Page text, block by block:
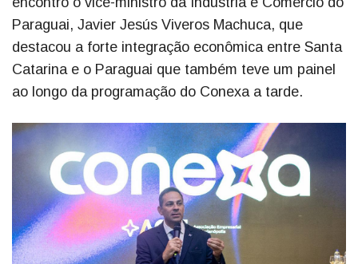
Paraguai, Javier Jesús Viveros Machuca, que
destacou a forte integração econômica entre Santa
Catarina e o Paraguai que também teve um painel
ao longo da programação do Conexa a tarde.